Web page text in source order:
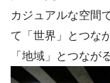
カジュアルな空間
て「世界」とつな
「地域」とつなが